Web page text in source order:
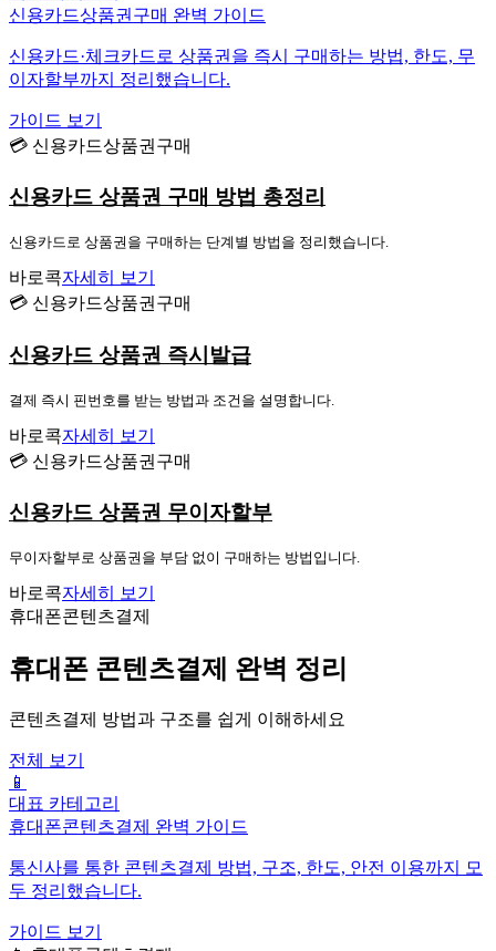
신용카드상품권구매 완벽 가이드
신용카드·체크카드로 상품권을 즉시 구매하는 방법, 한도, 무
이자할부까지 정리했습니다.
가이드 보기
💳 신용카드상품권구매
신용카드 상품권 구매 방법 총정리
신용카드로 상품권을 구매하는 단계별 방법을 정리했습니다.
바로콕자세히 보기
💳 신용카드상품권구매
신용카드 상품권 즉시발급
결제 즉시 핀번호를 받는 방법과 조건을 설명합니다.
바로콕자세히 보기
💳 신용카드상품권구매
신용카드 상품권 무이자할부
무이자할부로 상품권을 부담 없이 구매하는 방법입니다.
바로콕자세히 보기
휴대폰콘텐츠결제
휴대폰 콘텐츠결제 완벽 정리
콘텐츠결제 방법과 구조를 쉽게 이해하세요
전체 보기
📱
대표 카테고리
휴대폰콘텐츠결제 완벽 가이드
통신사를 통한 콘텐츠결제 방법, 구조, 한도, 안전 이용까지 모
두 정리했습니다.
가이드 보기